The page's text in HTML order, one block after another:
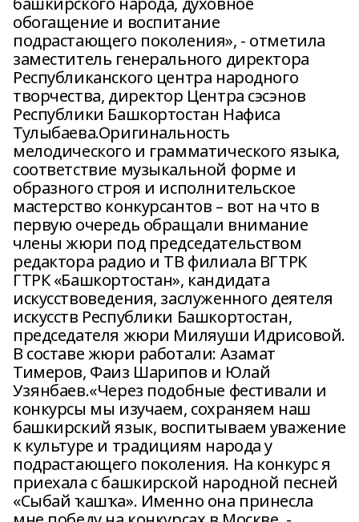
обогащение и воспитание
подрастающего поколения», - отметила
заместитель генерального директора
Республиканского центра народного
творчества, директор Центра сэсэнов
Республики Башкортостан Нафиса
Тулыбаева.Оригинальность
мелодического и грамматического языка,
соответствие музыкальной форме и
образного строя и исполнительское
мастерство конкурсантов – вот на что в
первую очередь обращали внимание
члены жюри под председательством
редактора радио и ТВ филиала ВГТРК
ГТРК «Башкортостан», кандидата
искусствоведения, заслуженного деятеля
искусств Республики Башкортостан,
председателя жюри Миляуши Идрисовой.
В составе жюри работали: Азамат
Тимеров, Фаиз Шарипов и Юлай
Узянбаев.«Через подобные фестивали и
конкурсы мы изучаем, сохраняем наш
башкирский язык, воспитываем уважение
к культуре и традициям народа у
подрастающего поколения. На конкурс я
приехала с башкирской народной песней
«Сыбай ҡашҡа». Именно она принесла